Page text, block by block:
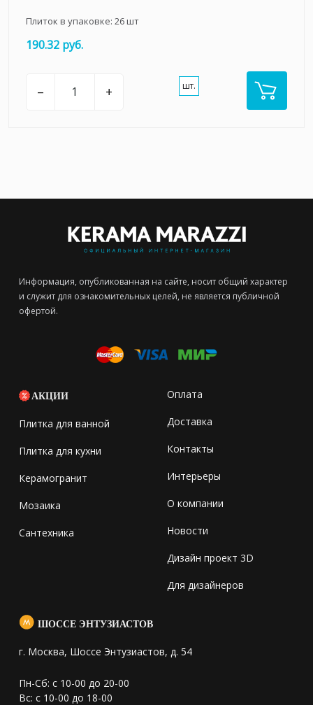
Плиток в упаковке: 26шт
190.32 руб.
– + шт.
Информация, опубликованная на сайте, носит общий характер
и служит для ознакомительных целей, не является публичной
офертой.
АКЦИИ
Плитка для ванной
Плитка для кухни
Керамогранит
Мозаика
Сантехника
Оплата
Доставка
Контакты
Интерьеры
О компании
Новости
Дизайн проект 3D
Для дизайнеров
ШОССЕ ЭНТУЗИАСТОВ
г. Москва, Шоссе Энтузиастов, д. 54
Пн-Сб: с 10-00 до 20-00
Вс: с 10-00 до 18-00